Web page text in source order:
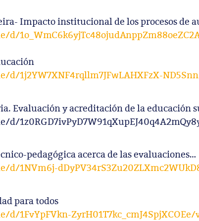
Impacto institucional de los procesos de
1j2YW7XNF4rqllm7JFwLAHXFzX-
Evaluación y acreditación de la educación
pedagógica acerca de las evaluaciones…
1NVm6j-
para todos
1FvYpFVkn-